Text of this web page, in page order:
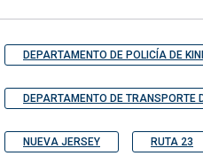
DEPARTAMENTO DE POLICÍA DE
DEPARTAMENTO DE TRANSPORTE
NUEVA JERSEY RUTA 23